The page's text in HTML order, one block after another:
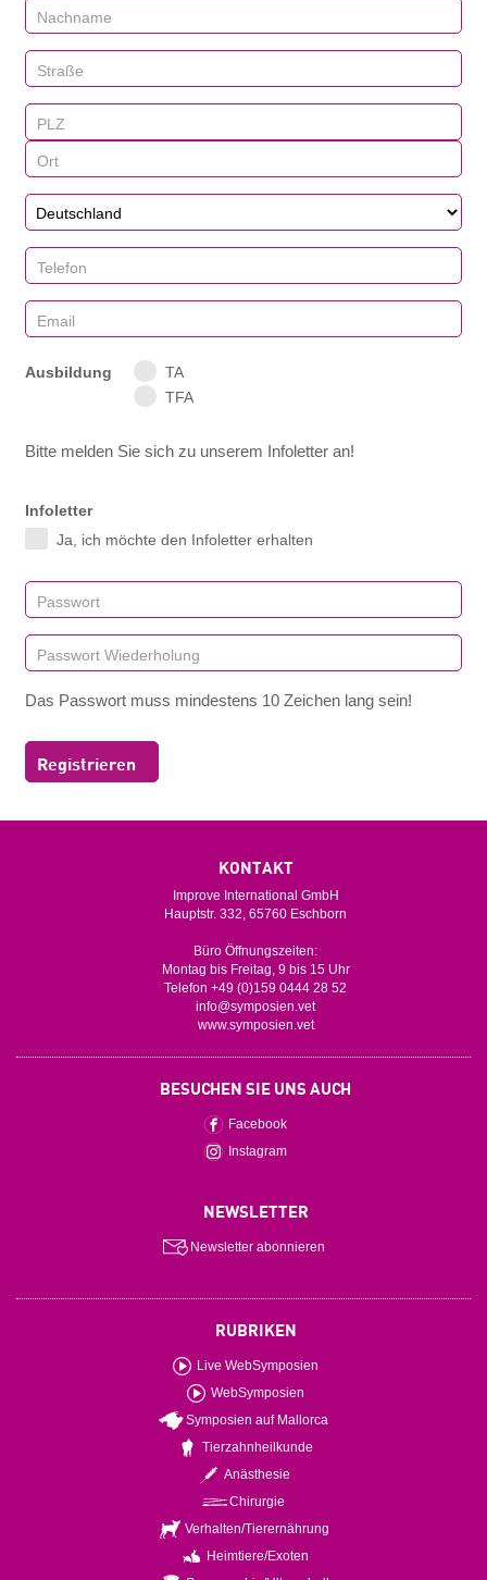
Ausbildung
TA
TFA
Bitte melden Sie sich zu unserem Infoletter an!
Infoletter
Ja, ich möchte den Infoletter erhalten
Das Passwort muss mindestens 10 Zeichen lang sein!
Registrieren
KONTAKT
Improve International GmbH
Hauptstr. 332, 65760 Eschborn
Büro Öffnungszeiten:
Montag bis Freitag, 9 bis 15 Uhr
Telefon +49 (0)159 0444 28 52
info@symposien.vet
www.symposien.vet
BESUCHEN SIE UNS AUCH
Facebook
Instagram
NEWSLETTER
Newsletter abonnieren
RUBRIKEN
Live WebSymposien
WebSymposien
Symposien auf Mallorca
Tierzahnheilkunde
Anästhesie
Chirurgie
Verhalten/Tierernährung
Heimtiere/Exoten